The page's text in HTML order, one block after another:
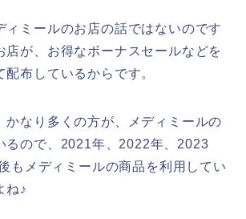
ィミールのお店の話ではないのです
店が、お得なボーナスセールなどを
配布しているからです。
かなり多くの方が、メディミールの
るので、2021年、2022年、2023
もメディミールの商品を利用してい
ね♪